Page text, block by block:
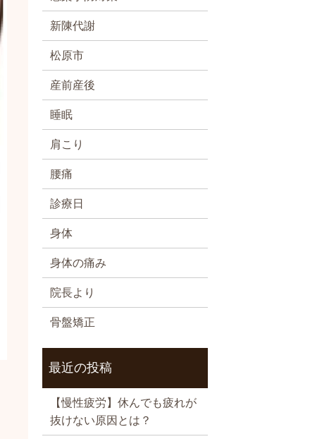
新陳代謝
松原市
産前産後
睡眠
肩こり
腰痛
診療日
身体
身体の痛み
院長より
骨盤矯正
最近の投稿
【慢性疲労】休んでも疲れが
抜けない原因とは？